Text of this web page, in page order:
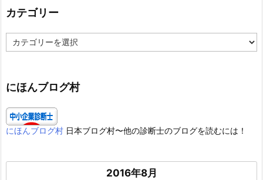
カテゴリー
テ
ー
にほんブログ村
にほんブログ村 日本ブログ村〜他の診断士のブログを読むには！
2016年8月